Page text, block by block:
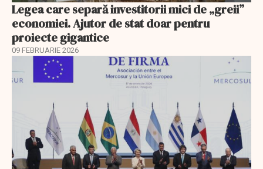
Legea care separă investitorii mici de „greii”
economiei. Ajutor de stat doar pentru
proiecte gigantice
09 FEBRUARIE 2026